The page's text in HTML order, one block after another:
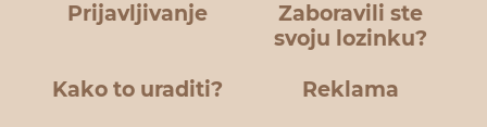
Prijavljivanje
Zaboravili ste
svoju lozinku?
Kako to uraditi? Reklama